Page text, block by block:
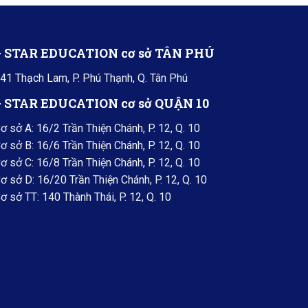
STAR EDUCATION cơ sở TÂN PHÚ
Thạch Lam, P. Phú Thạnh, Q. Tân Phú
STAR EDUCATION cơ sở QUẬN 10
sở A: 16/2 Trần Thiện Chánh, P. 12, Q. 10
sở B: 16/6 Trần Thiện Chánh, P. 12, Q. 10
sở C: 16/8 Trần Thiện Chánh, P. 12, Q. 10
sở D: 16/20 Trần Thiện Chánh, P. 12, Q. 10
sở TT: 140 Thành Thái, P. 12, Q. 10